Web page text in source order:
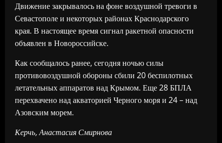
Движение закрывалось на фоне воздушной тревоги в
Севастополе и некоторых районах Краснодарского
края. В настоящее время сигнал ракетной опасности
объявлен в Новороссийске.
Как сообщалось ранее, сегодня ночью силы
противовоздушной обороны сбили 20 беспилотных
летательных аппаратов над Крымом. Еще 28 БПЛА
перехвачено над акваторией Черного моря и 24 – над
Азовским морем.
Керчь, Анастасия Смирнова